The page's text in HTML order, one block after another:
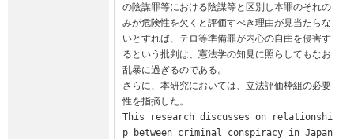
の陰謀罪等における陰謀等と区別し本罪のそれの
みが危険性を欠くと評価すべき理由が見当たらな
いとすれば、テロ等準備罪が内心の自由を侵害す
るという批判は、憲法学の知見に照らしてもなお
乱暴に過ぎるのである。
さらに、本研究においては、立法評価枠組の必要
性を指摘した。
This research discusses on relationshi
p between criminal conspiracy in Japan